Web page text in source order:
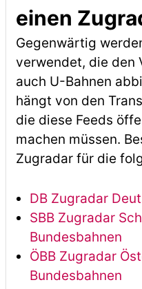
einen
Gegenwärtig
verwendet, die den
auch U-Bahnen
hängt von den
die diese Feeds
machen müssen.
Zugradar für die
DB Zugradar
SBB Zugradar
Bundesbahnen
ÖBB Zugradar
Bundesbahnen